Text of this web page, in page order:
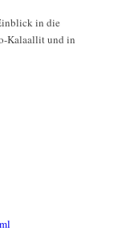
in die
Kalaallit und in